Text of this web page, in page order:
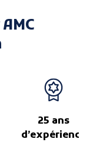
AMC
25 ans
d’expérience